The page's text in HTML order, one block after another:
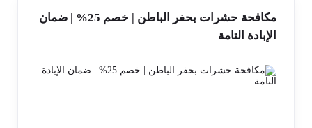
مكافحة حشرات بحفر الباطن | خصم 25% | ضمان
الإبادة التامة